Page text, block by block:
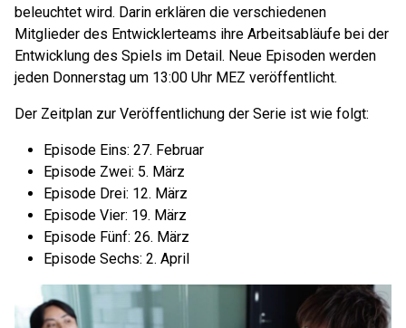
beleuchtet wird. Darin erklären die verschiedenen
Mitglieder des Entwicklerteams ihre Arbeitsabläufe bei der
Entwicklung des Spiels im Detail. Neue Episoden werden
jeden Donnerstag um 13:00 Uhr MEZ veröffentlicht.
Der Zeitplan zur Veröffentlichung der Serie ist wie folgt:
Episode Eins: 27. Februar
Episode Zwei: 5. März
Episode Drei: 12. März
Episode Vier: 19. März
Episode Fünf: 26. März
Episode Sechs: 2. April